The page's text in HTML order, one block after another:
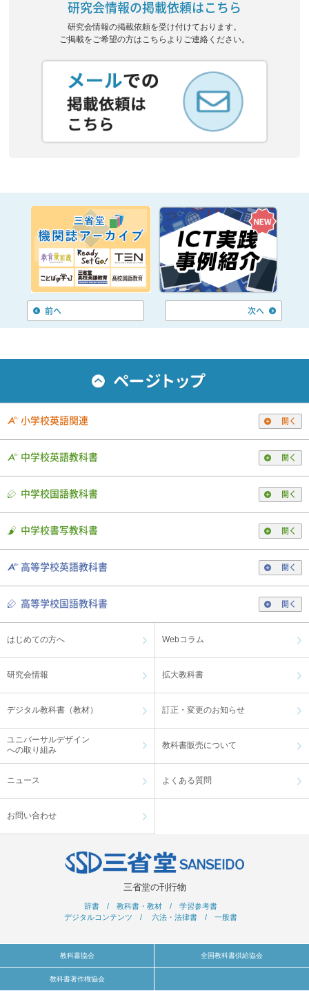
研究会情報の掲載依頼はこちら
研究会情報の掲載依頼を受け付けております。
ご掲載をご希望の方はこちらよりご連絡ください。
前へ 次へ
小学校英語関連 開く
中学校英語教科書 開く
中学校国語教科書 開く
中学校書写教科書 開く
高等学校英語教科書 開く
高等学校国語教科書 開く
はじめての方へ Webコラム
研究会情報 拡大教科書
デジタル教科書（教材） 訂正・変更のお知らせ
ユニバーサルデザイン
への取り組み
教科書販売について
ニュース よくある質問
お問い合わせ
三省堂の刊行物
辞書 / 教科書・教材 / 学習参考書
デジタルコンテンツ / 六法・法律書 / 一般書
教科書協会 全国教科書供給協会
教科書著作権協会